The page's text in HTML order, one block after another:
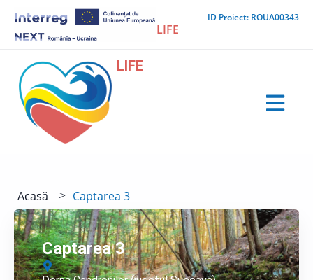
content
ID Proiect: ROUA00343
LIFE
LIFE
Acasă > Captarea 3
Captarea 3